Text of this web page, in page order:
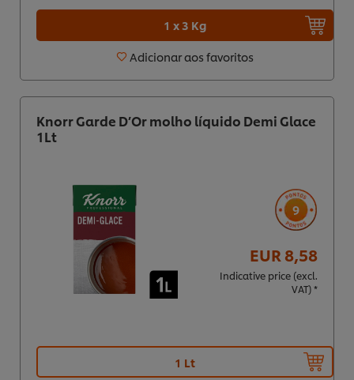
1 x 3 Kg
Adicionar aos favoritos
Knorr Garde D’Or molho líquido Demi Glace
1Lt
9
Indicative price (excl.
VAT) *
EUR 8,58
1 Lt